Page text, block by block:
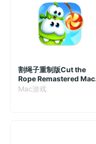
割绳子重制版Cut the
Rope Remastered Mac
版 经典割绳子游戏 v2.7.0
Mac游戏